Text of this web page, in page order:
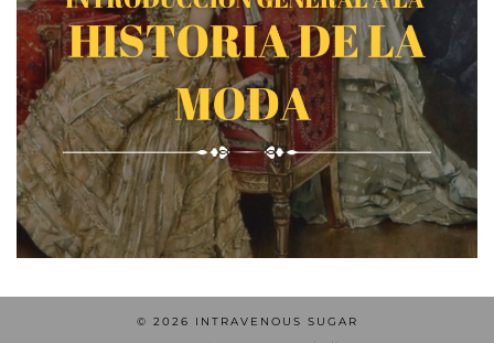
© 2026
INTRAVENOUS SUGAR